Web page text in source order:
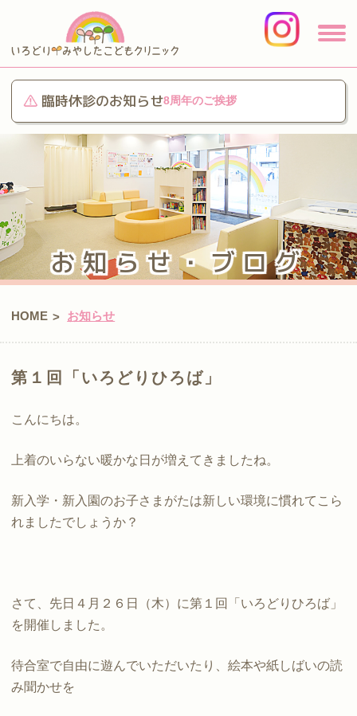
臨時休診のお知らせ8周年のご挨拶
お知らせ・ブログ
HOME > お知らせ
第１回「いろどりひろば」
こんにちは。
上着のいらない暖かな日が増えてきましたね。
新入学・新入園のお子さまがたは新しい環境に慣れてこら
れましたでしょうか？
さて、先日４月２６日（木）に第１回「いろどりひろば」
を開催しました。
待合室で自由に遊んでいただいたり、絵本や紙しばいの読
み聞かせを